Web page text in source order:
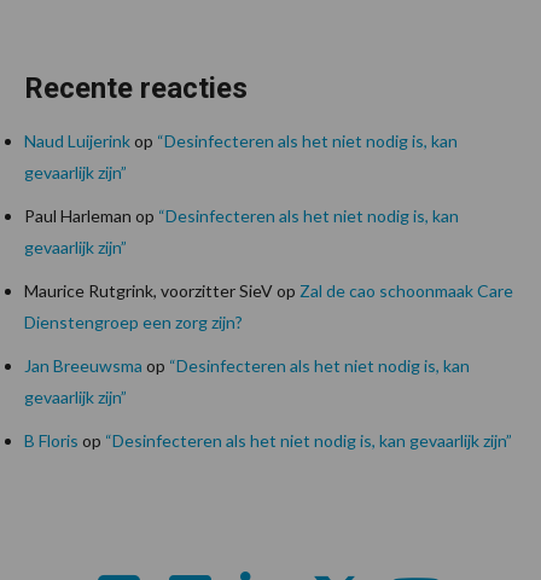
Recente reacties
Naud Luijerinkop “Desinfecteren als het niet nodig is, kan
gevaarlijk zijn”
Paul Harleman op “Desinfecteren als het niet nodig is, kan
gevaarlijk zijn”
Maurice Rutgrink, voorzitter SieVop Zal de cao schoonmaak Care
Dienstengroep een zorg zijn?
Jan Breeuwsma op “Desinfecteren als het niet nodig is, kan
gevaarlijk zijn”
B Floris op “Desinfecteren als het niet nodig is, kan gevaarlijk zijn”